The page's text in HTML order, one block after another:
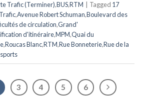
Trafic (Terminer),BUS,RTM Tagged 17
,Avenue Robert Schuman,Boulevard des
de circulation,Grand'
d'itinéraire,MPM,Quai du
,Roucas Blanc,RTM,Rue Bonneterie,Rue de la
3 4 5 6